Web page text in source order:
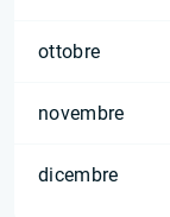
ottobre
novembre
dicembre